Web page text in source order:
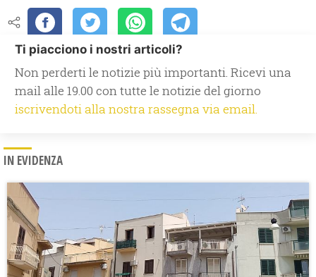
Ti piacciono i nostri articoli?
Non perderti le notizie più importanti. Ricevi una
mail alle 19.00 con tutte le notizie del giorno
iscrivendoti alla nostra rassegna via email.
IN EVIDENZA